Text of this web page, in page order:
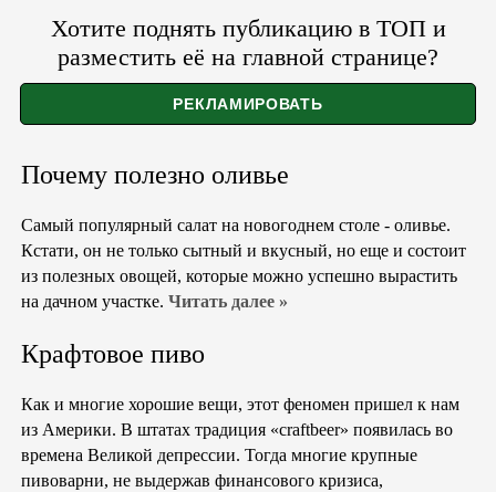
Хотите поднять публикацию в ТОП и
разместить её на главной странице?
Почему полезно оливье
Самый популярный салат на новогоднем столе - оливье.
Кстати, он не только сытный и вкусный, но еще и состоит
из полезных овощей, которые можно успешно вырастить
на дачном участке. Читать далее »
Крафтовое пиво
Как и многие хорошие вещи, этот феномен пришел к нам
из Америки. В штатах традиция «craftbeer» появилась во
времена Великой депрессии. Тогда многие крупные
пивоварни, не выдержав финансового кризиса,